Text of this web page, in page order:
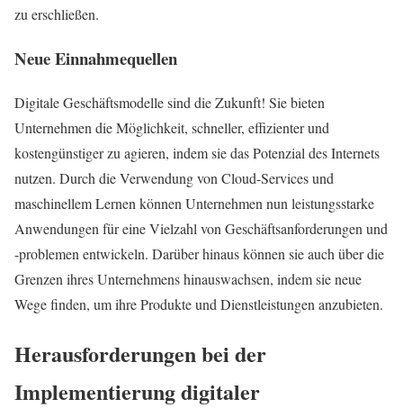
zu erschließen.
Neue Einnahmequellen
Digitale Geschäftsmodelle sind die Zukunft! Sie bieten
Unternehmen die Möglichkeit, schneller, effizienter und
kostengünstiger zu agieren, indem sie das Potenzial des Internets
nutzen. Durch die Verwendung von Cloud-Services und
maschinellem Lernen können Unternehmen nun leistungsstarke
Anwendungen für eine Vielzahl von Geschäftsanforderungen und
-problemen entwickeln. Darüber hinaus können sie auch über die
Grenzen ihres Unternehmens hinauswachsen, indem sie neue
Wege finden, um ihre Produkte und Dienstleistungen anzubieten.
Herausforderungen bei der
Implementierung digitaler